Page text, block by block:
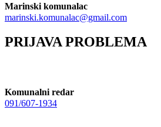
Marinski komunalac
marinski.komunalac@gmail.com
PRIJAVA PROBLEMA
Komunalni redar
091/607-1934